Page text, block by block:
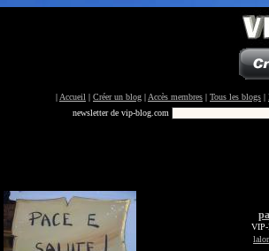
| Accueil | Créer un blog | Accès membres | Tous les blogs |
newsletter de vip-blog.com
VIP-